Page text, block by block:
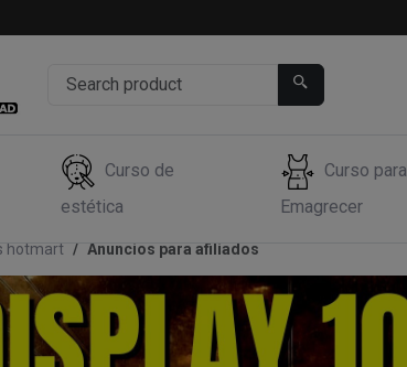
Curso de
estética
Curso para
Emagrecer
hotmart Anuncios para afiliados